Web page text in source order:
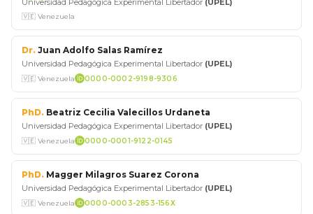
Universidad Pedagógica Experimental Libertador (UPEL)
🇻🇪 Venezuela
Dr. Juan Adolfo Salas Ramírez
Universidad Pedagógica Experimental Libertador (UPEL)
🇻🇪 Venezuela 0000-0002-9198-9306
PhD. Beatriz Cecilia Valecillos Urdaneta
Universidad Pedagógica Experimental Libertador (UPEL)
🇻🇪 Venezuela 0000-0001-9122-0145
PhD. Magger Milagros Suarez Corona
Universidad Pedagógica Experimental Libertador (UPEL)
🇻🇪 Venezuela 0000-0003-2853-156X